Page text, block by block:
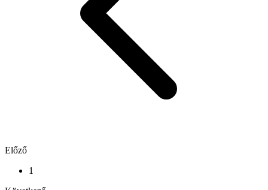
Előző
1